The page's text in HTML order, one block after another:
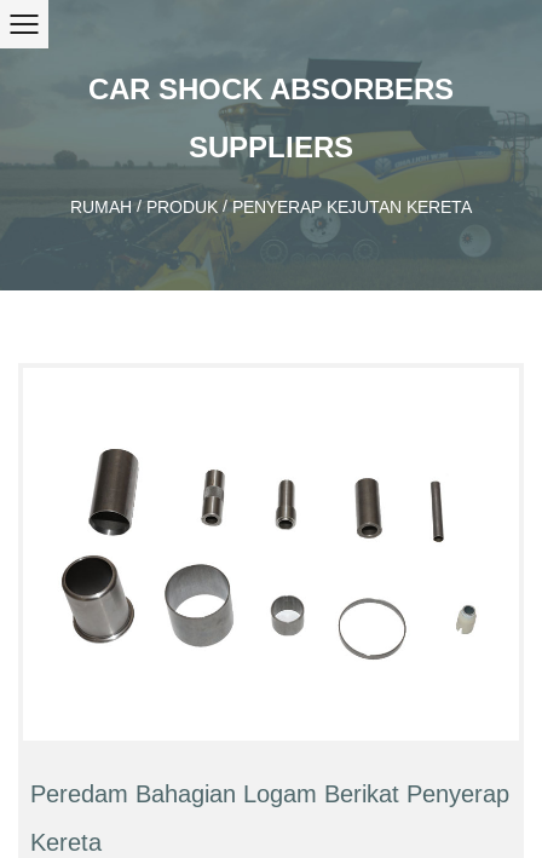
CAR SHOCK ABSORBERS
SUPPLIERS
RUMAH/ PRODUK /PENYERAP KEJUTAN KERETA
Peredam Bahagian Logam Berikat Penyerap
Kereta